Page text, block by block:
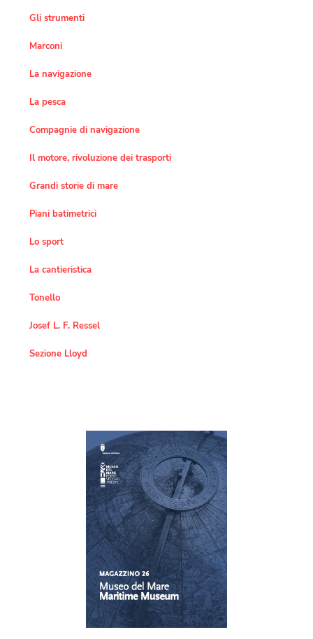
Gli strumenti
Marconi
La navigazione
La pesca
Compagnie di navigazione
Il motore, rivoluzione dei trasporti
Grandi storie di mare
Piani batimetrici
Lo sport
La cantieristica
Tonello
Josef L. F. Ressel
Sezione Lloyd